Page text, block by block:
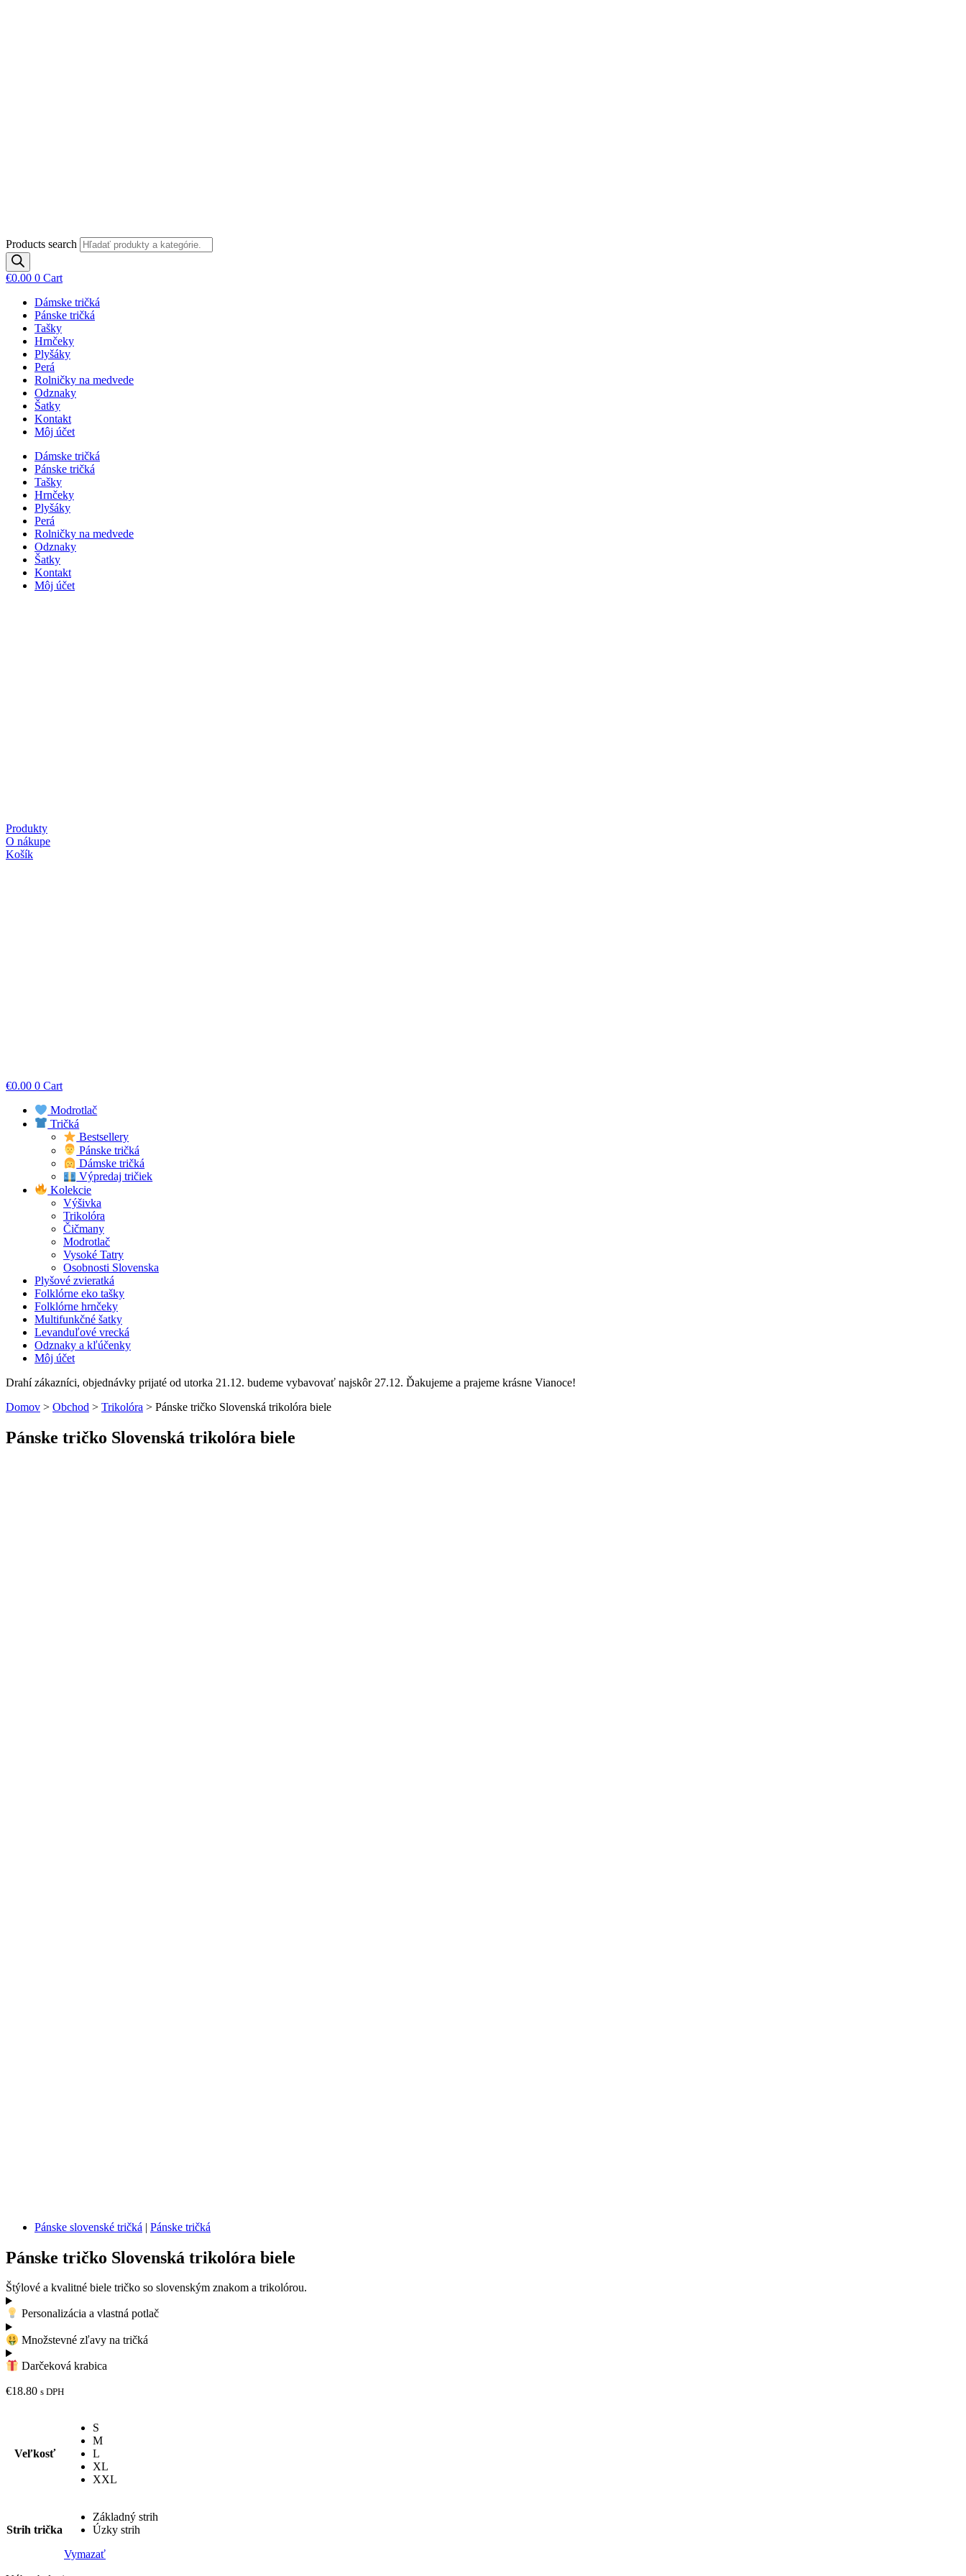
Products search
€0.00 0 Cart
Dámske tričká
Pánske tričká
Tašky
Hrnčeky
Plyšáky
Perá
Rolničky na medvede
Odznaky
Šatky
Kontakt
Môj účet
Dámske tričká
Pánske tričká
Tašky
Hrnčeky
Plyšáky
Perá
Rolničky na medvede
Odznaky
Šatky
Kontakt
Môj účet
Produkty
O nákupe
Košík
€0.00 0 Cart
Modrotlač
Tričká
Bestsellery
Pánske tričká
Dámske tričká
Výpredaj tričiek
Kolekcie
Výšivka
Trikolóra
Čičmany
Modrotlač
Vysoké Tatry
Osobnosti Slovenska
Plyšové zvieratká
Folklórne eko tašky
Folklórne hrnčeky
Multifunkčné šatky
Levanduľové vrecká
Odznaky a kľúčenky
Môj účet
Drahí zákazníci, objednávky prijaté od utorka 21.12. budeme vybavovať najskôr 27.12. Ďakujeme a prajeme krásne Vianoce!
Domov > Obchod > Trikolóra > Pánske tričko Slovenská trikolóra biele
Pánske tričko Slovenská trikolóra biele
Pánske slovenské tričká | Pánske tričká
Pánske tričko Slovenská trikolóra biele
Štýlové a kvalitné biele tričko so slovenským znakom a trikolórou.
Personalizácia a vlastná potlač
Množstevné zľavy na tričká
Darčeková krabica
€18.80 s DPH
Veľkosť
S
M
L
XL
XXL
Strih trička
Základný strih
Úzky strih
Vymazať